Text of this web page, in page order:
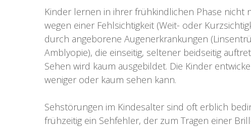
Kinder lernen in ihrer frühkindlichen Phase nicht
wegen einer Fehlsichtigkeit (Weit- oder
durch angeborene Augenerkrankungen
Amblyopie), die einseitig, seltener beidseitig
Sehen wird kaum ausgebildet. Die Kinder
weniger oder kaum sehen kann.
Sehstörungen im Kindesalter sind oft erblich
frühzeitig ein Sehfehler, der zum Tragen einer